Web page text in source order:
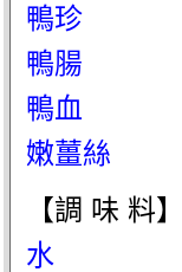
鴨珍
鴨腸
鴨血
嫩薑絲
【調 味 料】
水